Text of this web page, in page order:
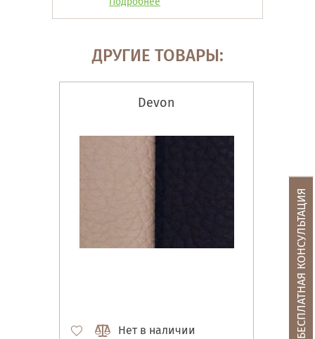
ДРУГИЕ ТОВАРЫ:
Devon
Нет в наличии БЕСПЛАТНАЯ КОНСУЛЬТАЦИЯ